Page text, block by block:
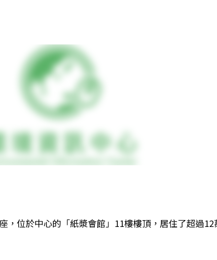
，位於中心的「紙漿會館」11樓樓頂，居住了超過12